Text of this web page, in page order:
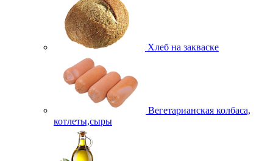
Хлеб на закваске
Вегетарианская колбаса,
котлеты,сыры